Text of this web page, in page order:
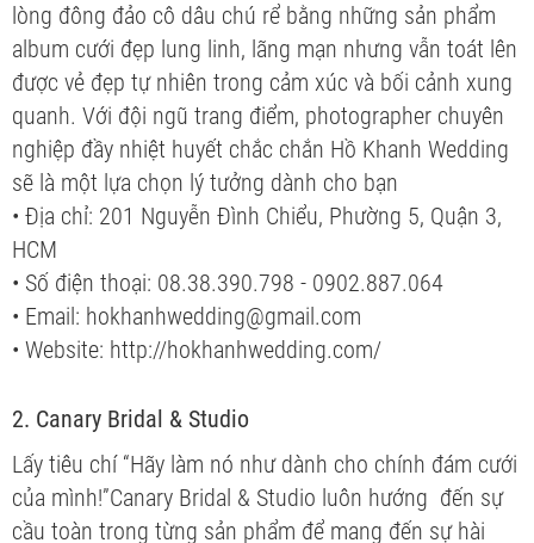
lòng đông đảo cô dâu chú rể bằng những sản phẩm
album cưới đẹp lung linh, lãng mạn nhưng vẫn toát lên
được vẻ đẹp tự nhiên trong cảm xúc và bối cảnh xung
quanh. Với đội ngũ trang điểm, photographer chuyên
nghiệp đầy nhiệt huyết chắc chắn Hồ Khanh Wedding
sẽ là một lựa chọn lý tưởng dành cho bạn
• Địa chỉ: 201 Nguyễn Đình Chiểu, Phường 5, Quận 3,
HCM
• Số điện thoại: 08.38.390.798 - 0902.887.064
• Email: hokhanhwedding@gmail.com
• Website: http://hokhanhwedding.com/
2. Canary Bridal & Studio
Lấy tiêu chí “Hãy làm nó như dành cho chính đám cưới
của mình!”Canary Bridal & Studio luôn hướng đến sự
cầu toàn trong từng sản phẩm để mang đến sự hài